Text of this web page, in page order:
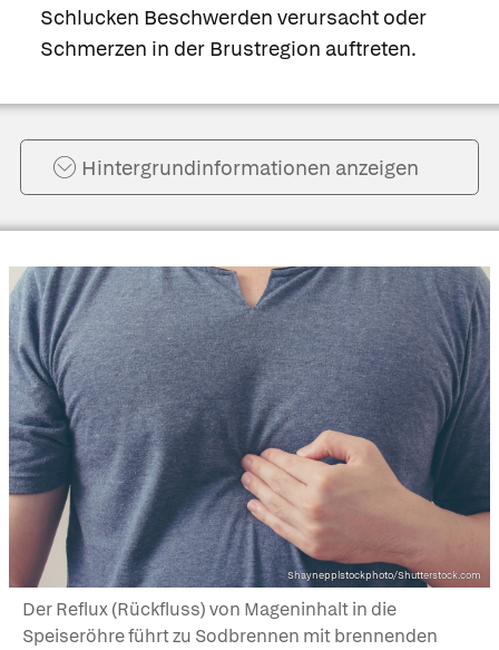
Schlucken Beschwerden verursacht oder
Schmerzen in der Brustregion auftreten.
Hintergrund­informationen anzeigen
Shaynepplstockphoto/Shutterstock.com
Der Reflux (Rückfluss) von Mageninhalt in die
Speiseröhre führt zu Sodbrennen mit brennenden